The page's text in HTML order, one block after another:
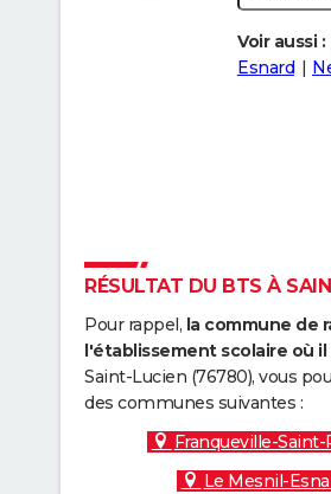
Voir aussi :
Esnard
RÉSULTAT DU BTS À
Pour rappel, la commune de
l'établissement scolaire où
Saint-Lucien (76780), vous
des communes suivantes :
Franqueville-
Le Mesnil-